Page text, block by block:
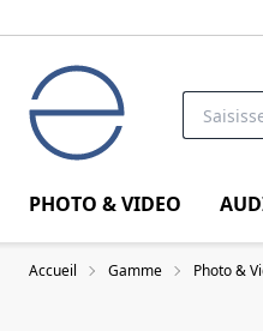
PHOTO & VIDEO
Accueil Gamme Photo &